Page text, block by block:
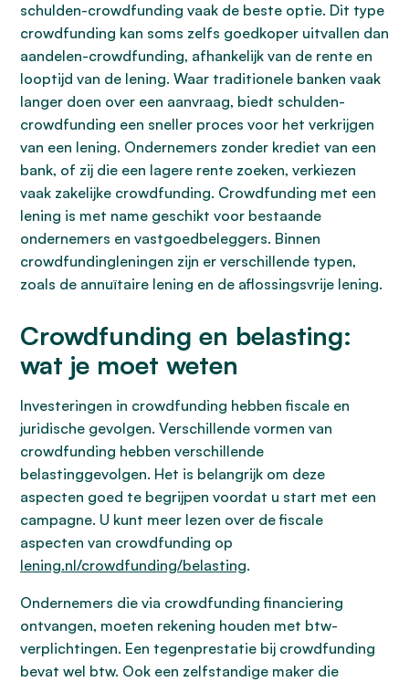
schulden-crowdfunding vaak de beste optie. Dit type
crowdfunding kan soms zelfs goedkoper uitvallen dan
aandelen-crowdfunding, afhankelijk van de rente en
looptijd van de lening. Waar traditionele banken vaak
langer doen over een aanvraag, biedt schulden-
crowdfunding een sneller proces voor het verkrijgen
van een lening. Ondernemers zonder krediet van een
bank, of zij die een lagere rente zoeken, verkiezen
vaak zakelijke crowdfunding. Crowdfunding met een
lening is met name geschikt voor bestaande
ondernemers en vastgoedbeleggers. Binnen
crowdfundingleningen zijn er verschillende typen,
zoals de annuïtaire lening en de aflossingsvrije lening.
Crowdfunding en belasting:
wat je moet weten
Investeringen in crowdfunding hebben fiscale en
juridische gevolgen. Verschillende vormen van
crowdfunding hebben verschillende
belastinggevolgen. Het is belangrijk om deze
aspecten goed te begrijpen voordat u start met een
campagne. U kunt meer lezen over de fiscale
aspecten van crowdfunding op
lening.nl/crowdfunding/belasting.
Ondernemers die via crowdfunding financiering
ontvangen, moeten rekening houden met btw-
verplichtingen. Een tegenprestatie bij crowdfunding
bevat wel btw. Ook een zelfstandige maker die